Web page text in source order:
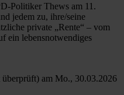
Politiker Thews am 11.
jedem zu, ihre/seine
private „Rente“ – vom
ein lebensnotwendiges
am Mo., 30.03.2026